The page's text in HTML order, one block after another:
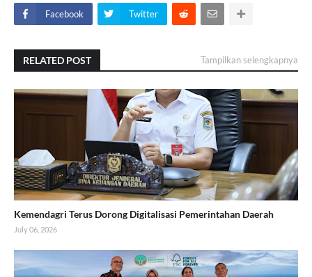
Facebook Twitter
RELATED POST Tampilkan selengkapnya
Kemendagri Terus Dorong Digitalisasi Pemerintahan Daerah
July 06, 2026